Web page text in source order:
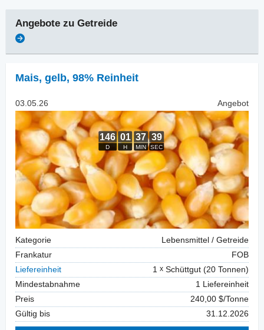
Angebote zu Getreide
Mais, gelb, 98% Reinheit
03.05.26 Angebot
Kategorie
Lebensmittel / Getreide
Frankatur
FOB
Liefereinheit
1
Schüttgut (20 Tonnen)
Mindestabnahme
1 Liefereinheit
Preis
240,00 $/Tonne
Gültig bis
31.12.2026